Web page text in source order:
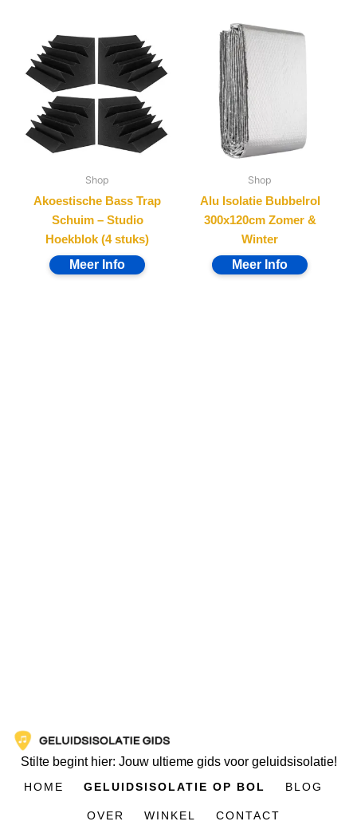
Shop
Akoestische Bass Trap
Schuim – Studio
Hoekblok (4 stuks)
Shop
Alu Isolatie Bubbelrol
300x120cm Zomer &
Winter
Stilte begint hier: Jouw ultieme gids voor geluidsisolatie!
HOME GELUIDSISOLATIE OP BOL BLOG
OVER WINKEL CONTACT